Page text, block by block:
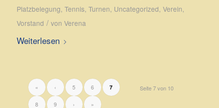
Platzbelegung, Tennis, Turnen, Uncategorized, Verein,
Vorstand / von Verena
Weiterlesen
Seite 7 von 10
« ‹ 5 6 7
8 9 › »